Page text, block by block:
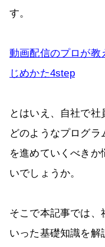
す。
動画配信のプロが教
じめかた4step
とはいえ、自社で社
どのようなプログ
を進めていくべき
いでしょうか。
そこで本記事では、
いった基礎知識を解